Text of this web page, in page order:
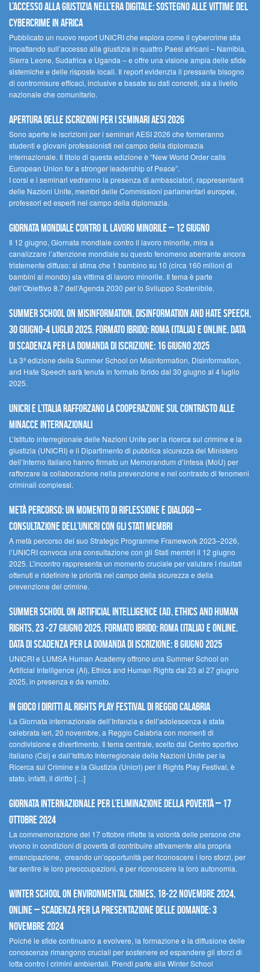
L’accesso alla giustizia nell’era digitale: sostegno alle vittime del
cybercrime in Africa
Pubblicato un nuovo report UNICRI che esplora come il cybercrime stia
impattando sull’accesso alla giustizia in quattro Paesi africani – Namibia,
Sierra Leone, Sudafrica e Uganda – e offre una visione ampia delle sfide
sistemiche e delle risposte locali. Il report evidenzia il pressante bisogno
di contromisure efficaci, inclusive e basate su dati concreti, sia a livello
nazionale che comunitario.
Apertura delle iscrizioni per i seminari AESI 2026
Sono aperte le iscrizioni per i seminari AESI 2026 che formeranno
studenti e giovani professionisti nel campo della diplomazia
internazionale. Il titolo di questa edizione è “New World Order calls
European Union for a stronger leadership of Peace”.
I corsi e i seminari vedranno la presenza di ambasciatori, rappresentanti
delle Nazioni Unite, membri delle Commissioni parlamentari europee,
professori ed esperti nel campo della diplomazia.
Giornata mondiale contro il lavoro minorile – 12 giugno
Il 12 giugno, Giornata mondiale contro il lavoro minorile, mira a
canalizzare l’attenzione mondiale su questo fenomeno aberrante ancora
tristemente diffuso: si stima che 1 bambino su 10 (circa 160 milioni di
bambini al mondo) sia vittima di lavoro minorile. Il tema è parte
dell’Obiettivo 8.7 dell’Agenda 2030 per lo Sviluppo Sostenibile.
Summer School on Misinformation, Disinformation and Hate Speech,
30 giugno-4 luglio 2025. Formato ibrido: Roma (Italia) e online. Data
di scadenza per la domanda di iscrizione: 16 giugno 2025
La 3ª edizione della Summer School on Misinformation, Disinformation,
and Hate Speech sarà tenuta in formato ibrido dal 30 giugno al 4 luglio
2025.
UNICRI e l’Italia rafforzano la cooperazione sul contrasto alle
minacce internazionali
L’Istituto interregionale delle Nazioni Unite per la ricerca sul crimine e la
giustizia (UNICRI) e il Dipartimento di pubblica sicurezza del Ministero
dell’Interno italiano hanno firmato un Memorandum d’intesa (MoU) per
rafforzare la collaborazione nella prevenzione e nel contrasto di fenomeni
criminali complessi.
Metà percorso: un momento di riflessione e dialogo –
Consultazione dell’UNICRI con gli Stati membri
A metà percorso del suo Strategic Programme Framework 2023–2026,
l’UNICRI convoca una consultazione con gli Stati membri il 12 giugno
2025. L’incontro rappresenta un momento cruciale per valutare i risultati
ottenuti e ridefinire le priorità nel campo della sicurezza e della
prevenzione del crimine.
Summer School on Artificial Intelligence (AI), Ethics and Human
Rights, 23 -27 giugno 2025, Formato Ibrido: Roma (Italia) e online.
Data di scadenza per la domanda di iscrizione: 8 giugno 2025
UNICRI e LUMSA Human Academy offrono una Summer School on
Artificial Intelligence (AI), Ethics and Human Rights dal 23 al 27 giugno
2025, in presenza e da remoto.
In gioco i diritti al Rights Play Festival di Reggio Calabria
La Giornata internazionale dell’Infanzia e dell’adolescenza è stata
celebrata ieri, 20 novembre, a Reggio Calabria con momenti di
condivisione e divertimento. Il tema centrale, scelto dal Centro sportivo
italiano (Csi) e dall’Istituto Interregionale delle Nazioni Unite per la
Ricerca sul Crimine e la Giustizia (Unicri) per il Rights Play Festival, è
stato, infatti, il diritto […]
Giornata internazionale per l’eliminazione della povertà – 17
ottobre 2024
La commemorazione del 17 ottobre riflette la volontà delle persone che
vivono in condizioni di povertà di contribuire attivamente alla propria
emancipazione, creando un’opportunità per riconoscere i loro sforzi, per
far sentire le loro preoccupazioni, e per riconoscere la loro autonomia.
Winter School on Environmental Crimes, 18-22 novembre 2024,
Online – Scadenza per la presentazione delle domande: 3
novembre 2024
Poiché le sfide continuano a evolvere, la formazione e la diffusione delle
conoscenze rimangono cruciali per sostenere ed espandere gli sforzi di
lotta contro i crimini ambientali. Prendi parte alla Winter School